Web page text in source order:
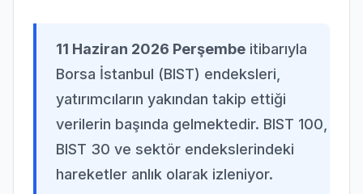
11 Haziran 2026 Perşembe itibarıyla
Borsa İstanbul (BIST) endeksleri,
yatırımcıların yakından takip ettiği
verilerin başında gelmektedir. BIST 100,
BIST 30 ve sektör endekslerindeki
hareketler anlık olarak izleniyor.